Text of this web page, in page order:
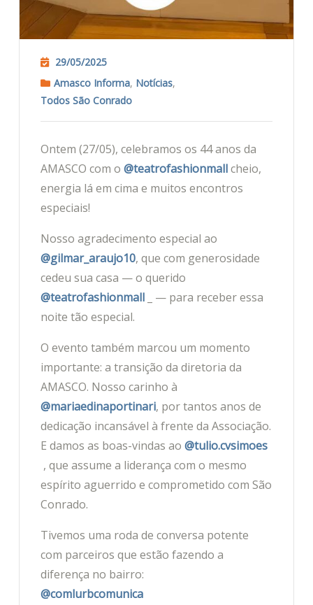
29/05/2025
Amasco Informa, Notícias,
Todos São Conrado
Ontem (27/05), celebramos os 44 anos da
AMASCO com o @teatrofashionmallcheio,
energia lá em cima e muitos encontros
especiais!
Nosso agradecimento especial ao
@gilmar_araujo10, que com generosidade
cedeu sua casa — o querido
@teatrofashionmall _ — para receber essa
noite tão especial.
O evento também marcou um momento
importante: a transição da diretoria da
AMASCO. Nosso carinho à
@mariaedinaportinari, por tantos anos de
dedicação incansável à frente da Associação.
E damos as boas-vindas ao @tulio.cvsimoes
, que assume a liderança com o mesmo
espírito aguerrido e comprometido com São
Conrado.
Tivemos uma roda de conversa potente
com parceiros que estão fazendo a
diferença no bairro:
@comlurbcomunica